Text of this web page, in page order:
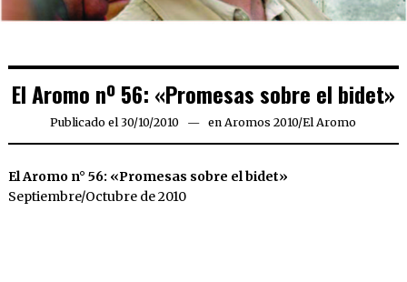
El Aromo nº 56: «Promesas sobre el bidet»
Publicado el 30/10/2010 06/03/2019
en Aromos 2010/El Aromo
El Aromo n° 56: «Promesas sobre el bidet»
Septiembre/Octubre de 2010